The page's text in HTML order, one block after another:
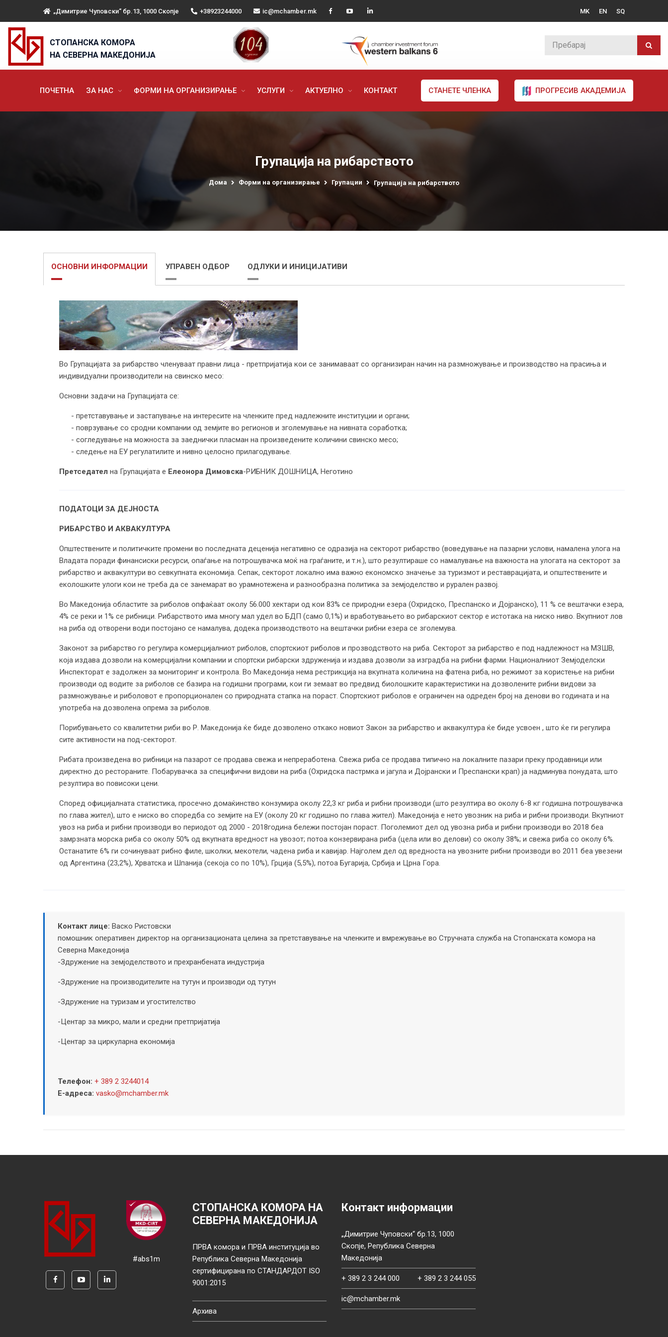
„Димитрие Чуповски“ бр.13, 1000 Скопје +38923244000 ic@mchamber.mk MK EN SQ
СТОПАНСКА КОМОРА
НА СЕВЕРНА МАКЕДОНИЈА
ПОЧЕТНА ЗА НАС ФОРМИ НА ОРГАНИЗИРАЊЕ УСЛУГИ АКТУЕЛНО КОНТАКТ СТАНЕТЕ ЧЛЕНКА ПРОГРЕСИВ АКАДЕМИЈА
Групација на рибарството
Дома Форми на организирање Групации Групација на рибарството
ОСНОВНИ ИНФОРМАЦИИ УПРАВЕН ОДБОР ОДЛУКИ И ИНИЦИЈАТИВИ
Во Групацијата за рибарство членуваат правни лица - претпријатија кои се занимаваат со организиран начин на размножување и производство на прасиња и
индивидуални производители на свинско месо:
Основни задачи на Групацијата се:
- претставување и застапување на интересите на членките пред надлежните институции и органи;
- поврзување со сродни компании од земјите во регионов и зголемување на нивната соработка;
- согледување на можноста за заеднички пласман на произведените количини свинско месо;
- следење на ЕУ регулатилите и нивно целосно прилагодување.
Претседател на Групацијата е Елеонора Димовска-РИБНИК ДОШНИЦА, Неготино
ПОДАТОЦИ ЗА ДЕЈНОСТА
РИБАРСТВО И АКВАКУЛТУРА
Општествените и политичките промени во последната деценија негативно се одразија на секторот рибарство (воведување на пазарни услови, намалена улога на
Владата поради финансиски ресурси, опаѓање на потрошувачка моќ на граѓаните, и т.н.), што резултираше со намалување на важноста на улогата на секторот за
рибарство и аквакултури во севкупната економија. Сепак, секторот локално има важно економско значење за туризмот и реставрацијата, и општествените и
еколошките улоги кои не треба да се занемарат во урамнотежена и разнообразна политика за земјоделство и рурален развој.
Во Македонија областите за риболов опфаќаат околу 56.000 хектари од кои 83% се природни езера (Охридско, Преспанско и Дојранско), 11 % се вештачки езера,
4% се реки и 1% се рибници. Рибарството има многу мал удел во БДП (само 0,1%) и вработувањето во рибарскиот сектор е истотака на ниско ниво. Вкупниот лов
на риба од отворени води постојано се намалува, додека производството на вештачки рибни езера се зголемува.
Законот за рибарство го регулира комерцијалниот риболов, спортскиот риболов и прозводството на риба. Секторот за рибарство е под надлежност на МЗШВ,
која издава дозволи на комерцијални компании и спортски рибарски здруженија и издава дозволи за изградба на рибни фарми. Националниот Земјоделски
Инспекторат е задолжен за мониторинг и контрола. Во Македонија нема рестрикција на вкупната количина на фатена риба, но режимот за користење на рибни
производи од водите за риболов се базира на годишни програми, кои ги земаат во предвид биолошките карактеристики на дозволените рибни видови за
размножување и риболовот е пропорционален со природната стапка на пораст. Спортскиот риболов е ограничен на одреден број на денови во годината и на
употреба на дозволена опрема за риболов.
Порибувањето со квалитетни риби во Р. Македонија ќе биде дозволено откако новиот Закон за рибарство и аквакултура ќе биде усвоен , што ќе ги регулира
сите активности на под-секторот.
Рибата произведена во рибници на пазарот се продава свежа и непреработена. Свежа риба се продава типично на локалните пазари преку продавници или
директно до рестораните. Побарувачка за специфични видови на риба (Охридска пастрмка и јагула и Дојрански и Преспански крап) ја надминува понудата, што
резултира во повисоки цени.
Според официјалната статистика, просечно домаќинство конзумира околу 22,3 кг риба и рибни производи (што резултира во околу 6-8 кг годишна потрошувачка
по глава жител), што е ниско во споредба со земјите на ЕУ (околу 20 кг годишно по глава жител). Македонија е нето увозник на риба и рибни производи. Вкупниот
увоз на риба и рибни производи во периодот од 2000 - 2018година бележи постојан пораст. Поголемиот дел од увозна риба и рибни производи во 2018 беа
замрзната морска риба со околу 50% од вкупната вредност на увозот; потоа конзервирана риба (цела или во делови) со околу 38%; и свежа риба со околу 6%.
Останатите 6% ги сочинуваат рибно филе, школки, мекотели, чадена риба и кавијар. Најголем дел од вредноста на увозните рибни производи во 2011 беа увезени
од Аргентина (23,2%), Хрватска и Шпанија (секоја со по 10%), Грција (5,5%), потоа Бугарија, Србија и Црна Гора.
Контакт лице: Васко Ристовски
помошник оперативен директор на организационата целина за претставување на членките и вмрежување во Стручната служба на Стопанската комора на
Северна Македонија
-Здружение на земјоделството и прехранбената индустрија
-Здружение на производителите на тутун и производи од тутун
-Здружение на туризам и угостителство
-Центар за микро, мали и средни претпријатија
-Центар за циркуларна економија
Телефон: + 389 2 3244014
Е-адреса: vasko@mchamber.mk
#abs1m
СТОПАНСКА КОМОРА НА
СЕВЕРНА МАКЕДОНИЈА
ПРВА комора и ПРВА институција во
Република Северна Македонија
сертифицирана по СТАНДАРДОТ ISO
9001:2015
Архива
Контакт информации
„Димитрие Чуповски“ бр.13, 1000
Скопје, Република Северна
Македонија
+ 389 2 3 244 000 + 389 2 3 244 055
ic@mchamber.mk